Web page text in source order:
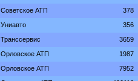
Советское АТП 378
Униавто 356
Транссервис 3659
Орловское АТП 1987
Орловское АТП 7952